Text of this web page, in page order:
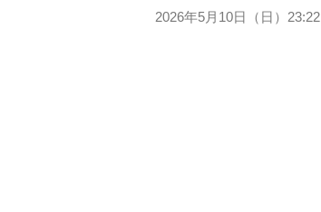
2026年5月10日（日）23:22